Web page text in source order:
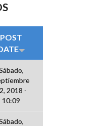
POST
2018 -
10:09